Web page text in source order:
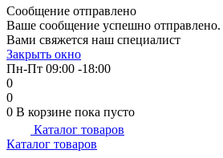
Сообщение отправлено
Ваше сообщение успешно
Вами свяжется наш специалист
Закрыть окно
Пн-Пт 09:00 -18:00
0
0
0 В корзине пока пусто
Каталог товаров
Каталог товаров
Подробнее
об оплате Плайтом